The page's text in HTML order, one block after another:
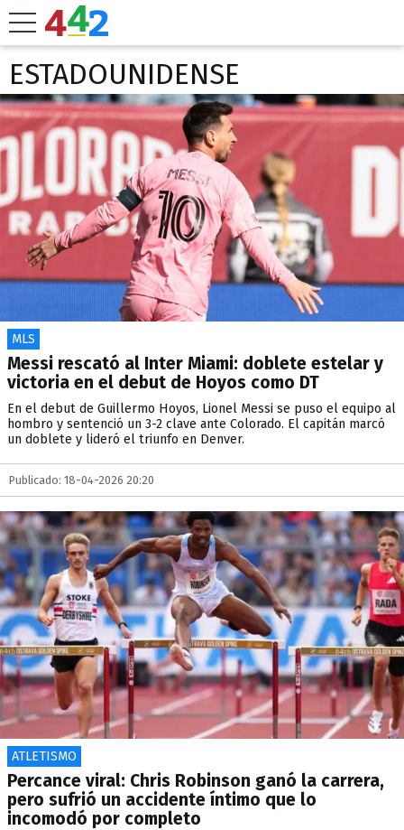
ESTADOUNIDENSE
MLS
Messi rescató al Inter Miami: doblete estelar y
victoria en el debut de Hoyos como DT
En el debut de Guillermo Hoyos, Lionel Messi se puso el equipo al
hombro y sentenció un 3-2 clave ante Colorado. El capitán marcó
un doblete y lideró el triunfo en Denver.
Publicado: 18-04-2026 20:20
ATLETISMO
Percance viral: Chris Robinson ganó la carrera,
pero sufrió un accidente íntimo que lo
incomodó por completo